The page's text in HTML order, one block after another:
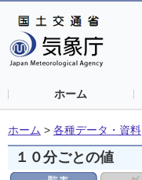
ホーム
ホーム > 各種データ・資料
１０分ごとの値